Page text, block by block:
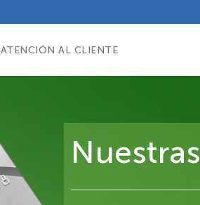
ATENCIÓN AL CLIENTE
Nuestras